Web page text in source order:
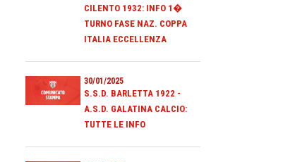
CILENTO 1932: INFO 1�
TURNO FASE NAZ. COPPA
ITALIA ECCELLENZA
30/01/2025
S.S.D. BARLETTA 1922 -
A.S.D. GALATINA CALCIO:
TUTTE LE INFO